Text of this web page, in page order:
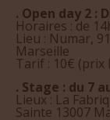
. Open day 2 :
Horaires : de
Lieu : Numar,
Marseille
Tarif : 10€
. Stage : du 7
Lieux : La
Sainte 13007